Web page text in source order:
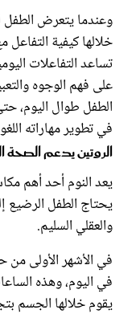
وعندما يتعرض الطفل
خلالها كيفية
تساعد التفاعلات
على فهم الوجوه
الطفل طوال اليوم،
في تطوير مهاراته
الروتين يدعم الصحة
يعد النوم أحد أهم
يحتاج الطفل الرضيع
والعقلي السليم.
في اليوم، وهذه
يقوم خلالها الجسم